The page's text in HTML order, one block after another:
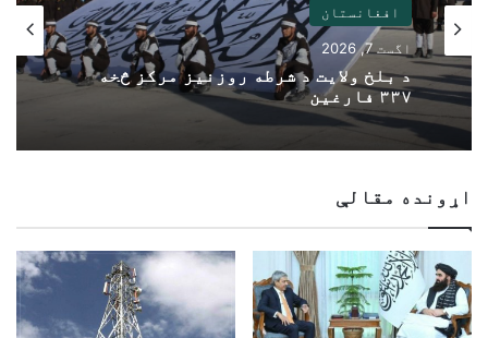
افغانستان
اگست 7, 2026
د بلخ ولایت د شرطه روزنیز مرکز څخه
۳۳۷ فارغین
اړونده مقالې